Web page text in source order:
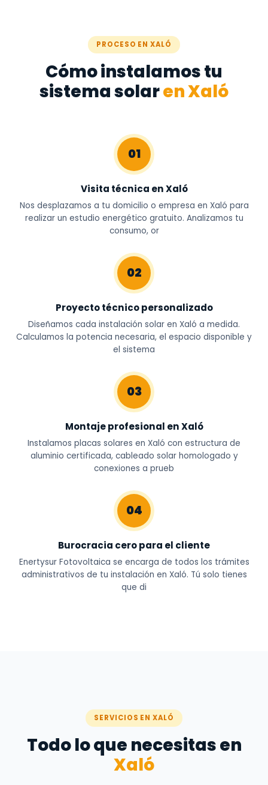
PROCESO EN XALÓ
Cómo instalamos tu
sistema solaren Xaló
01
Visita técnica en Xaló
Nos desplazamos a tu domicilio o empresa en Xaló para
realizar un estudio energético gratuito. Analizamos tu
consumo, or
02
Proyecto técnico personalizado
Diseñamos cada instalación solar en Xaló a medida.
Calculamos la potencia necesaria, el espacio disponible y
el sistema
03
Montaje profesional en Xaló
Instalamos placas solares en Xaló con estructura de
aluminio certificada, cableado solar homologado y
conexiones a prueb
04
Burocracia cero para el cliente
Enertysur Fotovoltaica se encarga de todos los trámites
administrativos de tu instalación en Xaló. Tú solo tienes
que di
SERVICIOS EN XALÓ
Todo lo que necesitas en
Xaló